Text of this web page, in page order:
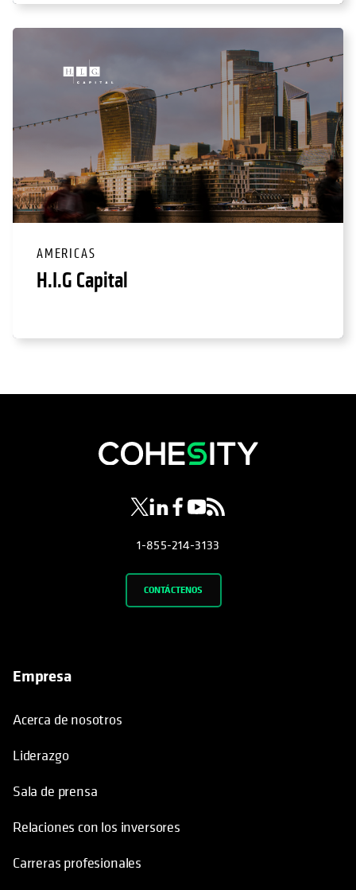
AMERICAS
H.I.G Capital
se abre en una pestaña nueva
se abre en una pestaña nueva
se abre en una pestaña nueva
se abre en una pestaña
se abre en una pestaña
1-855-214-3133
CONTÁCTENOS
Empresa
Acerca de nosotros
Liderazgo
Sala de prensa
Relaciones con los inversores
Carreras profesionales